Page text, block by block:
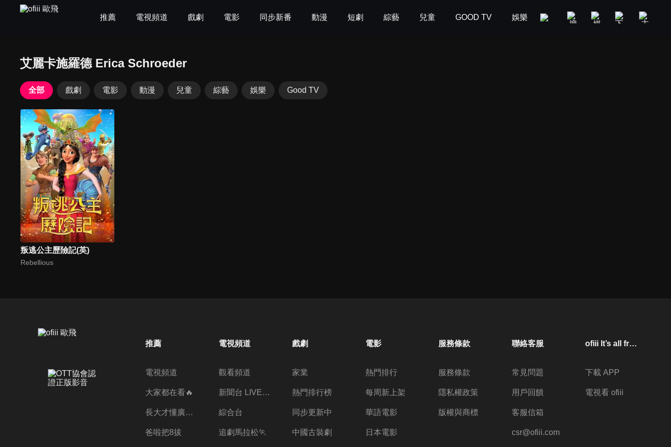
推薦 電視頻道 戲劇 電影 同步新番 動漫 短劇 綜藝 兒童 GOOD TV 娛樂 美食旅遊 新聞政論
艾麗卡施羅德 Erica Schroeder
全部 戲劇 電影 動漫 兒童 綜藝 娛樂 Good TV
叛逃公主歷險記(英)
Rebellious
推薦
電視頻道
大家都在看🔥
長大才懂廣志的偉大
爸啦把8拔
電視頻道
觀看頻道
新聞台 LIVE 直播
綜合台
追劇馬拉松🏃
戲劇
家業
熱門排行榜
同步更新中
中國古裝劇
電影
熱門排行
每周新上架
華語電影
日本電影
服務條款
服務條款
隱私權政策
版權與商標
聯絡客服
常見問題
用戶回饋
客服信箱
csr@ofiii.com
ofiii lt’s all free
下載 APP
電視看 ofiii